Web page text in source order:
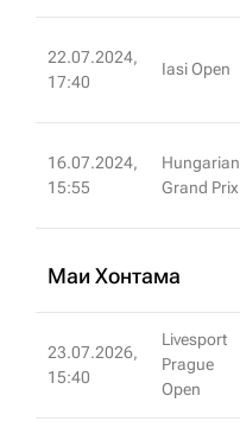
22.07.2024,
17:40
Iasi Open
16.07.2024,
15:55
Hungarian
Grand Prix
Маи Хонтама
23.07.2026,
15:40
Livesport
Prague
Open